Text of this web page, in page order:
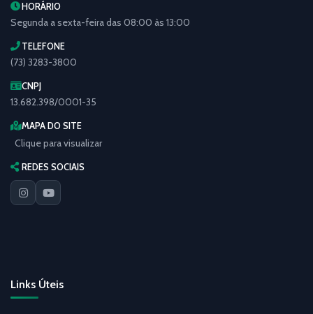
HORÁRIO
Segunda a sexta-feira das 08:00 às 13:00
TELEFONE
(73) 3283-3800
CNPJ
13.682.398/0001-35
MAPA DO SITE
Clique para visualizar
REDES SOCIAIS
Links Úteis